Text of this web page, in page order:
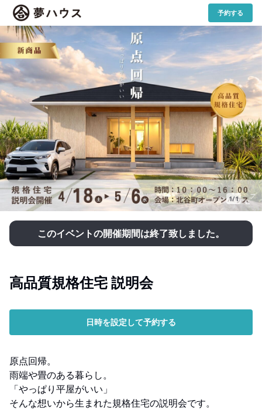
予約する
1/1
このイベントの開催期間は終了致しました。
高品質規格住宅 説明会
日時を設定して予約する
原点回帰。
雨端や畳のある暮らし。
「やっぱり平屋がいい」
そんな想いから生まれた規格住宅の説明会です。